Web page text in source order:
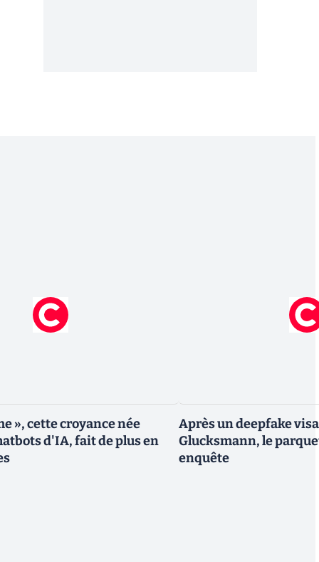
», cette croyance née
d'IA, fait de plus en
Après un deepfake
Glucksmann, le
enquête